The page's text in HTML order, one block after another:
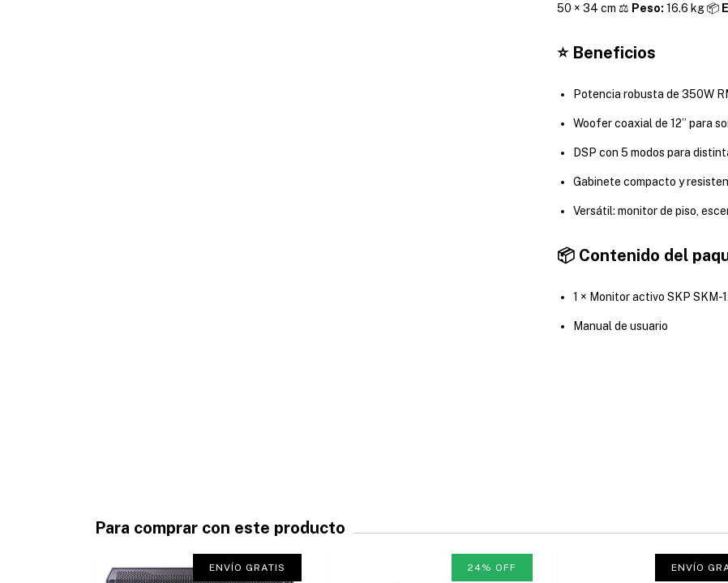
50 × 34 cm ⚖️ Peso: 16.6 kg 📦
⭐ Beneficios
Potencia robusta de 350W
Woofer coaxial de 12” para
DSP con 5 modos para
Gabinete compacto y
Versátil: monitor de piso,
📦 Contenido del
1 × Monitor activo SKP SKM-
Manual de usuario
Para comprar con este producto
ENVÍO GRATIS 24% OFF ENVÍO